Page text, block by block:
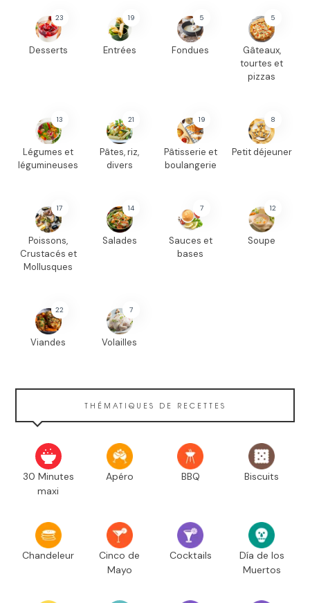
23
Desserts
19
Entrées
5
Fondues
5
Gâteaux,
tourtes et
pizzas
13
Légumes et
légumineuses
21
Pâtes, riz,
divers
19
Pâtisserie et
boulangerie
8
Petit déjeuner
17
Poissons,
Crustacés et
Mollusques
14
Salades
7
Sauces et
bases
12
Soupe
22
Viandes
7
Volailles
THÉMATIQUES DE RECETTES
30 Minutes
maxi
Apéro BBQ Biscuits
Chandeleur
Cinco de
Mayo
Cocktails
Día de los
Muertos